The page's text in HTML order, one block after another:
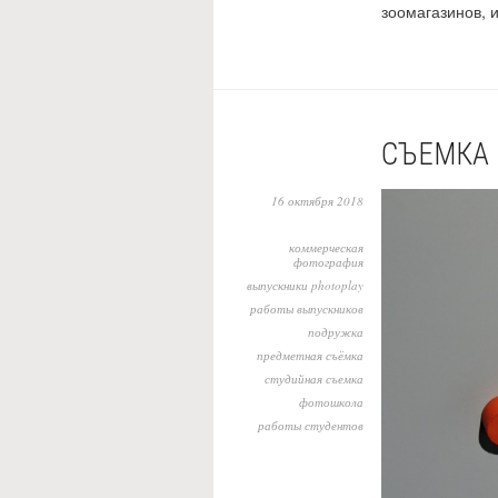
зоомагазинов,
СЪЕМКА
16 октября 2018
коммерческая
фотография
выпускники photoplay
работы выпускников
подружка
предметная съёмка
студийная съемка
фотошкола
работы студентов